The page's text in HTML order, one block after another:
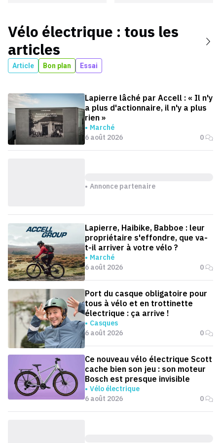
Vélo électrique : tous les
articles
Article Bon plan Essai
Lapierre lâché par Accell : « Il n'y
a plus d'actionnaire, il n'y a plus
rien »
Marché
6 août 2026
0
Annonce partenaire
Lapierre, Haibike, Babboe : leur
propriétaire s'effondre, que va-
t-il arriver à votre vélo ?
Marché
6 août 2026
0
Port du casque obligatoire pour
tous à vélo et en trottinette
électrique : ça arrive !
Casques
6 août 2026
0
Ce nouveau vélo électrique Scott
cache bien son jeu : son moteur
Bosch est presque invisible
Vélo électrique
6 août 2026
0